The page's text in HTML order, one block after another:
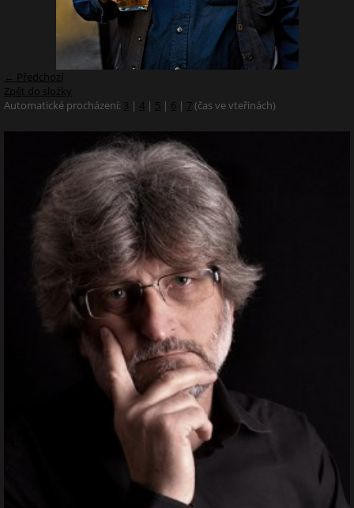
← Předchozí
Zpět do složky
Automatické procházení: 3 | 4 | 5 | 6 | 7 (čas ve vteřinách)